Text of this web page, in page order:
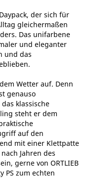
der sich für
gleichermaßen
Das unifarbene
und eleganter
und das
Wetter auf. Denn
genauso
klassische
steht er dem
auf den
mit einer Klettpatte
Jahren des
gerne von ORTLIEB
PS zum echten